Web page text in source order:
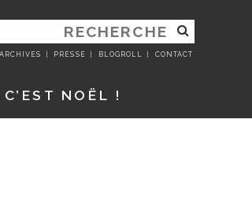
ARCHIVES PRESSE BLOGROLL CONTACT
C’EST NOËL !